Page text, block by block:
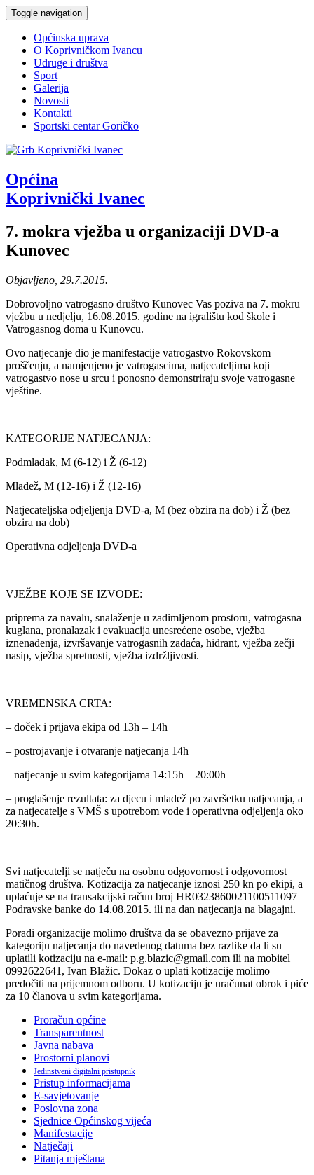
Toggle navigation
Općinska uprava
O Koprivničkom Ivancu
Udruge i društva
Sport
Galerija
Novosti
Kontakti
Sportski centar Goričko
Općina
Koprivnički Ivanec
7. mokra vježba u organizaciji DVD-a
Kunovec
Objavljeno, 29.7.2015.
Dobrovoljno vatrogasno društvo Kunovec Vas poziva na 7. mokru
vježbu u nedjelju, 16.08.2015. godine na igralištu kod škole i
Vatrogasnog doma u Kunovcu.
Ovo natjecanje dio je manifestacije vatrogastvo Rokovskom
proščenju, a namjenjeno je vatrogascima, natjecateljima koji
vatrogastvo nose u srcu i ponosno demonstriraju svoje vatrogasne
vještine.
KATEGORIJE NATJECANJA:
Podmladak, M (6-12) i Ž (6-12)
Mladež, M (12-16) i Ž (12-16)
Natjecateljska odjeljenja DVD-a, M (bez obzira na dob) i Ž (bez
obzira na dob)
Operativna odjeljenja DVD-a
VJEŽBE KOJE SE IZVODE:
priprema za navalu, snalaženje u zadimljenom prostoru, vatrogasna
kuglana, pronalazak i evakuacija unesrećene osobe, vježba
iznenađenja, izvršavanje vatrogasnih zadaća, hidrant, vježba zečji
nasip, vježba spretnosti, vježba izdržljivosti.
VREMENSKA CRTA:
– doček i prijava ekipa od 13h – 14h
– postrojavanje i otvaranje natjecanja 14h
– natjecanje u svim kategorijama 14:15h – 20:00h
– proglašenje rezultata: za djecu i mladež po završetku natjecanja, a
za natjecatelje s VMŠ s upotrebom vode i operativna odjeljenja oko
20:30h.
Svi natjecatelji se natječu na osobnu odgovornost i odgovornost
matičnog društva. Kotizacija za natjecanje iznosi 250 kn po ekipi, a
uplaćuje se na transakcijski račun broj HR0323860021100511097
Podravske banke do 14.08.2015. ili na dan natjecanja na blagajni.
Poradi organizacije molimo društva da se obavezno prijave za
kategoriju natjecanja do navedenog datuma bez razlike da li su
uplatili kotizaciju na e-mail: p.g.blazic@gmail.com ili na mobitel
0992622641, Ivan Blažic. Dokaz o uplati kotizacije molimo
predočiti na prijemnom odboru. U kotizaciju je uračunat obrok i piće
za 10 članova u svim kategorijama.
Proračun općine
Transparentnost
Javna nabava
Prostorni planovi
Jedinstveni digitalni pristupnik
Pristup informacijama
E-savjetovanje
Poslovna zona
Sjednice Općinskog vijeća
Manifestacije
Natječaji
Pitanja mještana